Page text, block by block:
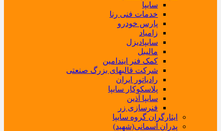
سایپا
خدمات فنی رنا
پارس خودرو
زامیاد
سایپادیزل
مالیبل
کمک فنر ایندامین
شرکت قالبهای بزرگ صنعتی
رادیاتور ایران
پلاسکوکار سایپا
سایپا آذین
فنرسازی زر
ایثارگران گروه سایپا
پدران آسمانی(شهید)